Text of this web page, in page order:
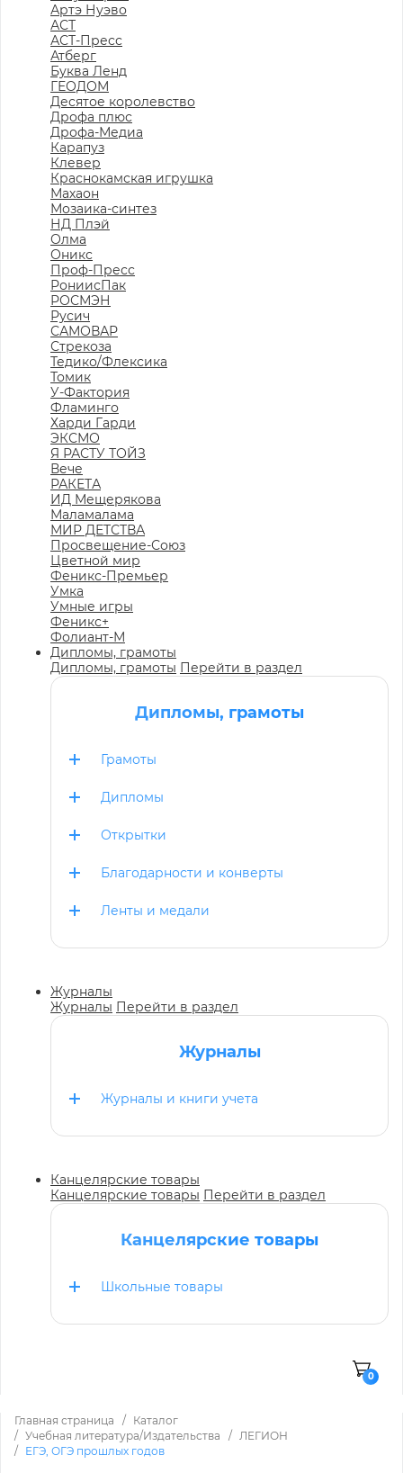
Артэ Нуэво
АСТ
АСТ-Пресс
Атберг
Буква Ленд
ГЕОДОМ
Десятое королевство
Дрофа плюс
Дрофа-Медиа
Карапуз
Клевер
Краснокамская игрушка
Махаон
Мозаика-синтез
НД Плэй
Олма
Оникс
Проф-Пресс
РониисПак
РОСМЭН
Русич
САМОВАР
Стрекоза
Тедико/Флексика
Томик
У-Фактория
Фламинго
Харди Гарди
ЭКСМО
Я РАСТУ ТОЙЗ
Вече
РАКЕТА
ИД Мещерякова
Маламалама
МИР ДЕТСТВА
Просвещение-Союз
Цветной мир
Феникс-Премьер
Умка
Умные игры
Феникс+
Фолиант-М
Дипломы, грамоты
Дипломы, грамоты Перейти в раздел
Дипломы, грамоты
Грамоты
Дипломы
Открытки
Благодарности и конверты
Ленты и медали
Журналы
Журналы Перейти в раздел
Журналы
Журналы и книги учета
Канцелярские товары
Канцелярские товары Перейти в раздел
Канцелярские товары
Школьные товары
0
Главная страница
Каталог
Учебная литература/Издательства
ЛЕГИОН
ЕГЭ, ОГЭ прошлых годов